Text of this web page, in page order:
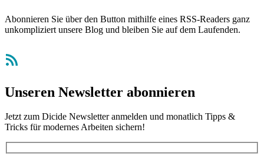
Abonnieren Sie über den Button mithilfe eines RSS-Readers ganz
unkompliziert unsere Blog und bleiben Sie auf dem Laufenden.
RSS-Feed
Unseren Newsletter abonnieren
Jetzt zum Dicide Newsletter anmelden und monatlich Tipps &
Tricks für modernes Arbeiten sichern!